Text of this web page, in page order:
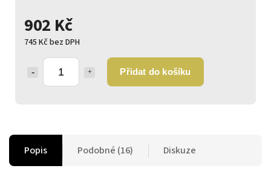
902 Kč
745 Kč bez DPH
Přidat do košíku
Popis Podobné (16) Diskuze